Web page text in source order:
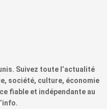
Suivez toute l’actualité
société, culture, économie
fiable et indépendante au